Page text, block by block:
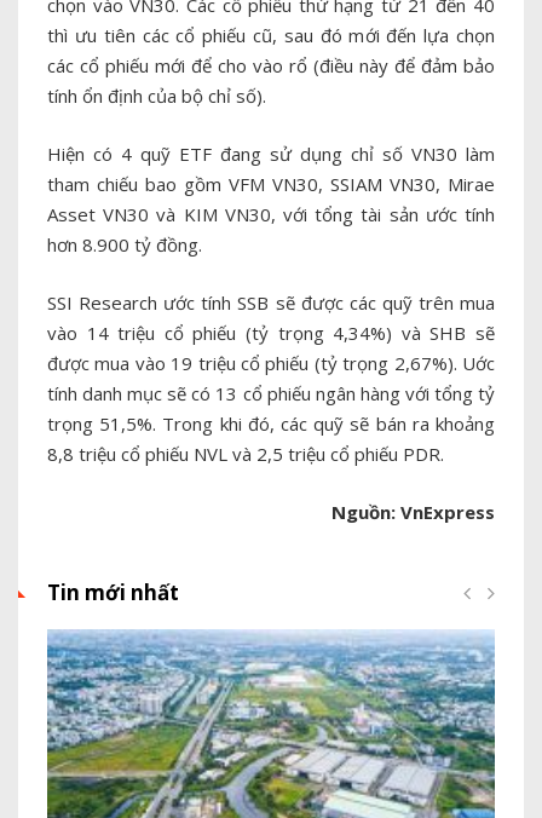
chọn vào VN30. Các cổ phiếu thứ hạng từ 21 đến 40
thì ưu tiên các cổ phiếu cũ, sau đó mới đến lựa chọn
các cổ phiếu mới để cho vào rổ (điều này để đảm bảo
tính ổn định của bộ chỉ số).
Hiện có 4 quỹ ETF đang sử dụng chỉ số VN30 làm
tham chiếu bao gồm VFM VN30, SSIAM VN30, Mirae
Asset VN30 và KIM VN30, với tổng tài sản ước tính
hơn 8.900 tỷ đồng.
SSI Research ước tính SSB sẽ được các quỹ trên mua
vào 14 triệu cổ phiếu (tỷ trọng 4,34%) và SHB sẽ
được mua vào 19 triệu cổ phiếu (tỷ trọng 2,67%). Uớc
tính danh mục sẽ có 13 cổ phiếu ngân hàng với tổng tỷ
trọng 51,5%. Trong khi đó, các quỹ sẽ bán ra khoảng
8,8 triệu cổ phiếu NVL và 2,5 triệu cổ phiếu PDR.
Nguồn: VnExpress
Tin mới nhất